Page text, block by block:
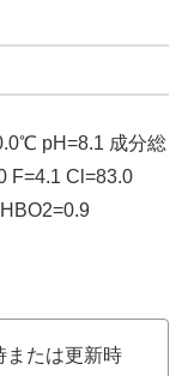
pH=8.1 成分総
F=4.1 Cl=83.0
または更新時